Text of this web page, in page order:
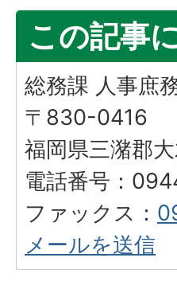
この記事
総務課 人事庶
〒830-0416
福岡県三潴郡
電話番号：
ファックス：
メールを送信